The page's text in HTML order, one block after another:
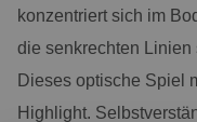
konzentriert sich im
die senkrechten Linien
Dieses optische Spiel
Highlight.